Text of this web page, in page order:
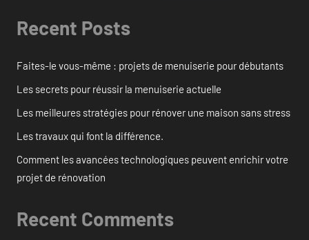
Recent Posts
Faites-le vous-même : projets de menuiserie pour débutants
Les secrets pour réussir la menuiserie actuelle
Les meilleures stratégies pour rénover une maison sans stress
Les travaux qui font la différence.
Comment les avancées technologiques peuvent enrichir votre
projet de rénovation
Recent Comments